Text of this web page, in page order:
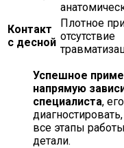
Контакт
с десной
Плотное
отсутствие
Успешное
напрямую
специалиста,
все этапы
детали.